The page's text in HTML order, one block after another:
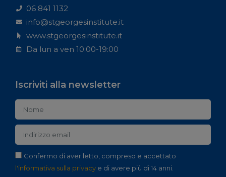
06 841 1132
info@stgeorgesinstitute.it
www.stgeorgesinstitute.it
Da lun a ven 10:00-19:00
Iscriviti alla newsletter
Confermo di aver letto, compreso e accettato
l'informativa sulla privacy e di avere più di 14 anni.